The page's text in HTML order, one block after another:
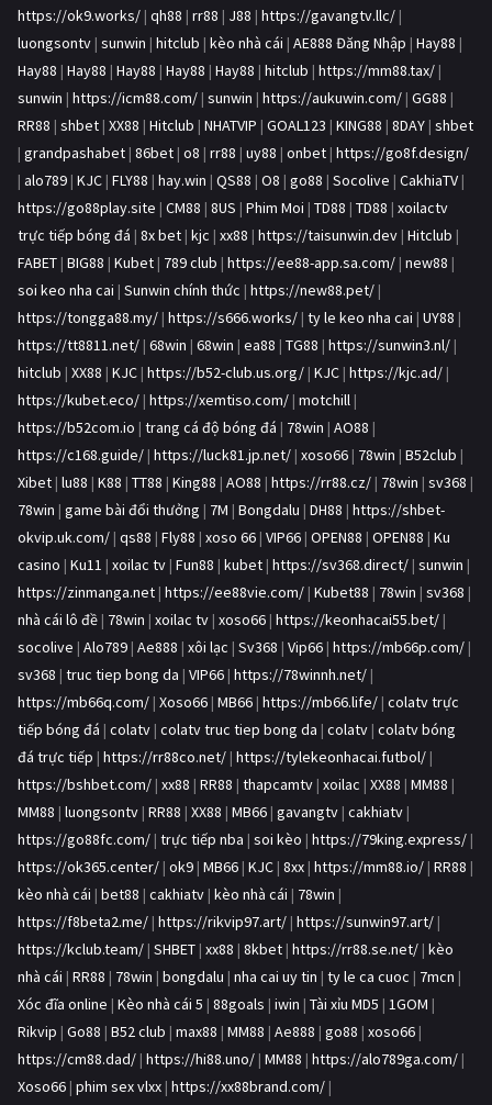
https://ok9.works/ | qh88 | rr88 | J88 | https://gavangtv.llc/ |
luongsontv | sunwin | hitclub | kèo nhà cái | AE888 Đăng Nhập | Hay88 |
Hay88 | Hay88 | Hay88 | Hay88 | Hay88 | hitclub | https://mm88.tax/ |
sunwin | https://icm88.com/ | sunwin | https://aukuwin.com/ | GG88 |
RR88 | shbet | XX88 | Hitclub | NHATVIP | GOAL123 | KING88 | 8DAY | shbet
| grandpashabet | 86bet | o8 | rr88 | uy88 | onbet | https://go8f.design/
| alo789 | KJC | FLY88 | hay.win | QS88 | O8 | go88 | Socolive | CakhiaTV |
https://go88play.site | CM88 | 8US | Phim Moi | TD88 | TD88 | xoilactv
trực tiếp bóng đá | 8x bet | kjc | xx88 | https://taisunwin.dev | Hitclub |
FABET | BIG88 | Kubet | 789 club | https://ee88-app.sa.com/ | new88 |
soi keo nha cai | Sunwin chính thức | https://new88.pet/ |
https://tongga88.my/ | https://s666.works/ | ty le keo nha cai | UY88 |
https://tt8811.net/ | 68win | 68win | ea88 | TG88 | https://sunwin3.nl/ |
hitclub | XX88 | KJC | https://b52-club.us.org/ | KJC | https://kjc.ad/ |
https://kubet.eco/ | https://xemtiso.com/ | motchill |
https://b52com.io | trang cá độ bóng đá | 78win | AO88 |
https://c168.guide/ | https://luck81.jp.net/ | xoso66 | 78win | B52club |
Xibet | lu88 | K88 | TT88 | King88 | AO88 | https://rr88.cz/ | 78win | sv368 |
78win | game bài đổi thưởng | 7M | Bongdalu | DH88 | https://shbet-
okvip.uk.com/ | qs88 | Fly88 | xoso 66 | VIP66 | OPEN88 | OPEN88 | Ku
casino | Ku11 | xoilac tv | Fun88 | kubet | https://sv368.direct/ | sunwin |
https://zinmanga.net | https://ee88vie.com/ | Kubet88 | 78win | sv368 |
nhà cái lô đề | 78win | xoilac tv | xoso66 | https://keonhacai55.bet/ |
socolive | Alo789 | Ae888 | xôi lạc | Sv368 | Vip66 | https://mb66p.com/ |
sv368 | truc tiep bong da | VIP66 | https://78winnh.net/ |
https://mb66q.com/ | Xoso66 | MB66 | https://mb66.life/ | colatv trực
tiếp bóng đá | colatv | colatv truc tiep bong da | colatv | colatv bóng
đá trực tiếp | https://rr88co.net/ | https://tylekeonhacai.futbol/ |
https://bshbet.com/ | xx88 | RR88 | thapcamtv | xoilac | XX88 | MM88 |
MM88 | luongsontv | RR88 | XX88 | MB66 | gavangtv | cakhiatv |
https://go88fc.com/ | trực tiếp nba | soi kèo | https://79king.express/ |
https://ok365.center/ | ok9 | MB66 | KJC | 8xx | https://mm88.io/ | RR88 |
kèo nhà cái | bet88 | cakhiatv | kèo nhà cái | 78win |
https://f8beta2.me/ | https://rikvip97.art/ | https://sunwin97.art/ |
https://kclub.team/ | SHBET | xx88 | 8kbet | https://rr88.se.net/ | kèo
nhà cái | RR88 | 78win | bongdalu | nha cai uy tin | ty le ca cuoc | 7mcn |
Xóc đĩa online | Kèo nhà cái 5 | 88goals | iwin | Tài xỉu MD5 | 1GOM |
Rikvip | Go88 | B52 club | max88 | MM88 | Ae888 | go88 | xoso66 |
https://cm88.dad/ | https://hi88.uno/ | MM88 | https://alo789ga.com/ |
Xoso66 | phim sex vlxx | https://xx88brand.com/ |